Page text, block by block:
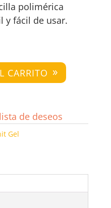
polimérica
y fácil de usar.
CARRITO
de deseos
Gel